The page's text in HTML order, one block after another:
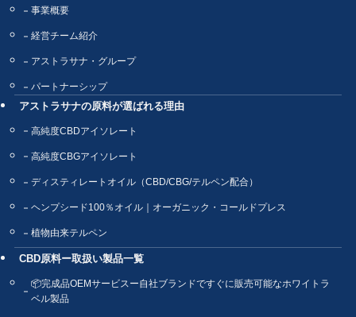
事業概要
経営チーム紹介
アストラサナ・グループ
パートナーシップ
アストラサナの原料が選ばれる理由
高純度CBDアイソレート
高純度CBGアイソレート
ディスティレートオイル（CBD/CBG/テルペン配合）
ヘンプシード100％オイル｜オーガニック・コールドプレス
植物由来テルペン
CBD原料ー取扱い製品一覧
📦完成品OEMサービスー自社ブランドですぐに販売可能なホワイトラ
ベル製品